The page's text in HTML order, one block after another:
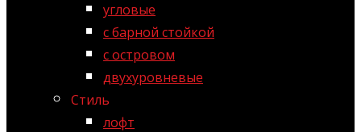
угловые
с барной стойкой
с островом
двухуровневые
Стиль
лофт